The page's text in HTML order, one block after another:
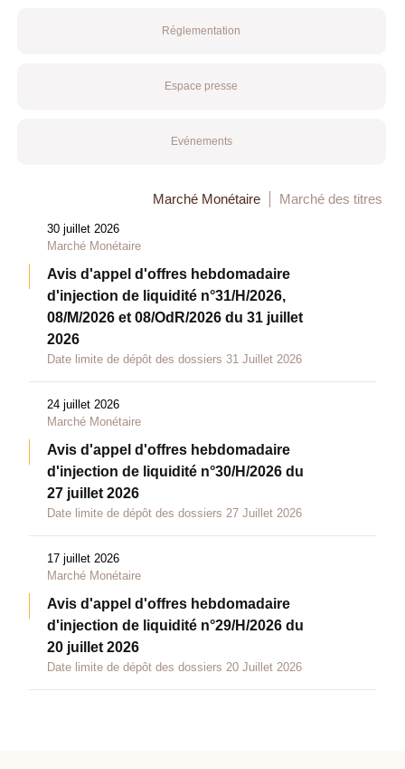
Réglementation
Espace presse
Evénements
Marché Monétaire Marché des titres
30 juillet 2026
Marché Monétaire
Avis d'appel d'offres hebdomadaire
d'injection de liquidité n°31/H/2026,
08/M/2026 et 08/OdR/2026 du 31 juillet
2026
Date limite de dépôt des dossiers 31 Juillet 2026
24 juillet 2026
Marché Monétaire
Avis d'appel d'offres hebdomadaire
d'injection de liquidité n°30/H/2026 du
27 juillet 2026
Date limite de dépôt des dossiers 27 Juillet 2026
17 juillet 2026
Marché Monétaire
Avis d'appel d'offres hebdomadaire
d'injection de liquidité n°29/H/2026 du
20 juillet 2026
Date limite de dépôt des dossiers 20 Juillet 2026